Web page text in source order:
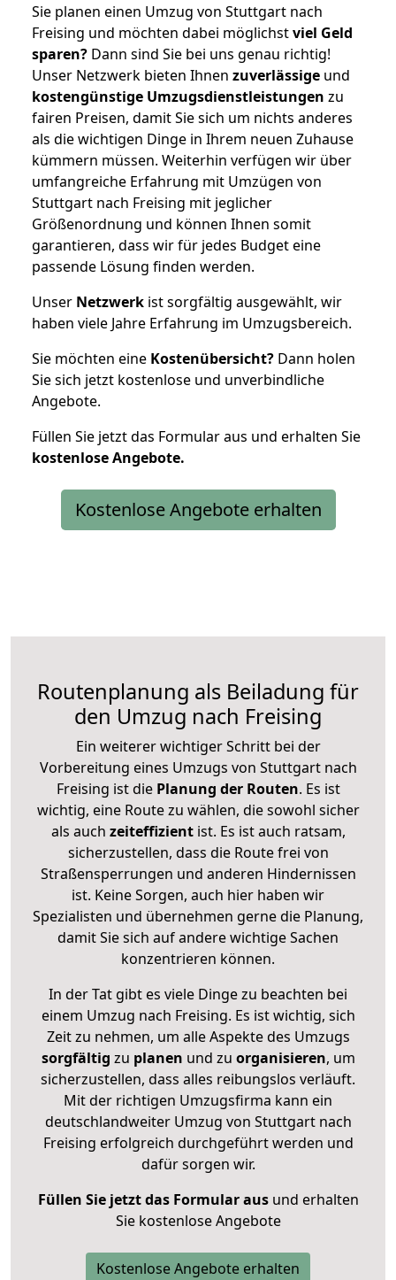
Sie planen einen Umzug von Stuttgart nach
Freising und möchten dabei möglichstviel Geld
sparen? Dann sind Sie bei uns genau richtig!
Unser Netzwerk bieten Ihnen zuverlässige und
kostengünstige Umzugsdienstleistungen zu
fairen Preisen, damit Sie sich um nichts anderes
als die wichtigen Dinge in Ihrem neuen Zuhause
kümmern müssen. Weiterhin verfügen wir über
umfangreiche Erfahrung mit Umzügen von
Stuttgart nach Freising mit jeglicher
Größenordnung und können Ihnen somit
garantieren, dass wir für jedes Budget eine
passende Lösung finden werden.
Unser Netzwerk ist sorgfältig ausgewählt, wir
haben viele Jahre Erfahrung im Umzugsbereich.
Sie möchten eine Kostenübersicht? Dann holen
Sie sich jetzt kostenlose und unverbindliche
Angebote.
Füllen Sie jetzt das Formular aus und erhalten Sie
kostenloseAngebote.
Kostenlose Angebote erhalten
Routenplanung als Beiladung für
den Umzug nach Freising
Ein weiterer wichtiger Schritt bei der
Vorbereitung eines Umzugs von Stuttgart nach
Freising ist diePlanung der Routen. Es ist
wichtig, eine Route zu wählen, die sowohl sicher
als auch zeiteffizientist. Es ist auch ratsam,
sicherzustellen, dass die Route frei von
Straßensperrungen und anderen Hindernissen
ist. Keine Sorgen, auch hier haben wir
Spezialisten und übernehmen gerne die Planung,
damit Sie sich auf andere wichtige Sachen
konzentrieren können.
In der Tat gibt es viele Dinge zu beachten bei
einem Umzug nach Freising. Es ist wichtig, sich
Zeit zu nehmen, um alle Aspekte des Umzugs
sorgfältig zu planen und zu organisieren, um
sicherzustellen, dass alles reibungslos verläuft.
Mit der richtigen Umzugsfirma kann ein
deutschlandweiter Umzug von Stuttgart nach
Freising erfolgreich durchgeführt werden und
dafür sorgen wir.
Füllen Sie jetzt das Formular ausund erhalten
Sie kostenlose Angebote
Kostenlose Angebote erhalten